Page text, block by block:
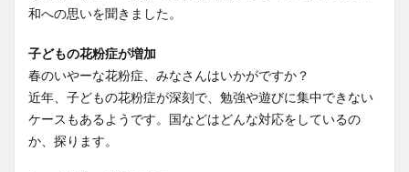
和への思いを聞きました。
子どもの花粉症が増加
春のいやーな花粉症、みなさんはいかがですか？
近年、子どもの花粉症が深刻で、勉強や遊びに集中できない
ケースもあるようです。国などはどんな対応をしているの
か、探ります。